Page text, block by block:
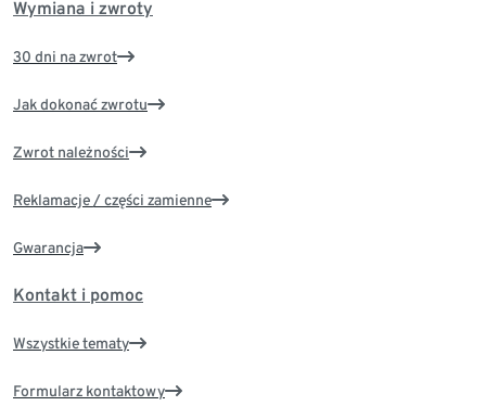
Wymiana i zwroty
30 dni na zwrot
Jak dokonać zwrotu
Zwrot należności
Reklamacje / części zamienne
Gwarancja
Kontakt i pomoc
Wszystkie tematy
Formularz kontaktowy